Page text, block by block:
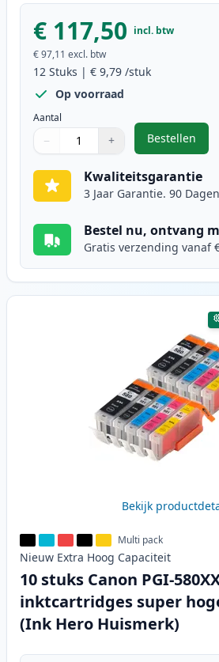
€ 117,50 incl. btw
€ 97,11 excl. btw
12 Stuks | € 9,79 /stuk
Op voorraad
Aantal
Gebruik de knoppen om aan te
− +
1
Bestellen
,12
Kwaliteitsgarantie
3 Jaar Garantie. 90
Bestel nu, ontvang
Gratis verzending vanaf
Bekijk
Multi pack
Nieuw Extra Hoog Capaciteit
10 stuks Canon PGI-
inktcartridges super
(Ink Hero Huismerk)